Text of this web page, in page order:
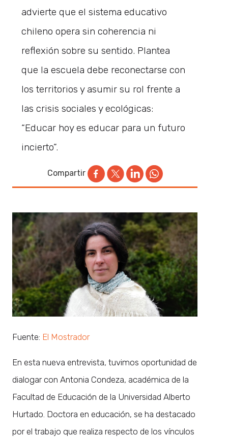
advierte que el sistema educativo
chileno opera sin coherencia ni
reflexión sobre su sentido. Plantea
que la escuela debe reconectarse con
los territorios y asumir su rol frente a
las crisis sociales y ecológicas:
“Educar hoy es educar para un futuro
incierto”.
Compartir
Fuente: El Mostrador
En esta nueva entrevista, tuvimos oportunidad de
dialogar con Antonia Condeza, académica de la
Facultad de Educación de la Universidad Alberto
Hurtado. Doctora en educación, se ha destacado
por el trabajo que realiza respecto de los vínculos